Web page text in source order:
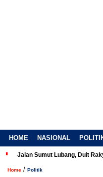
HOME NASIONAL
Jalan Sumut Lubang, Duit
Home / Politik